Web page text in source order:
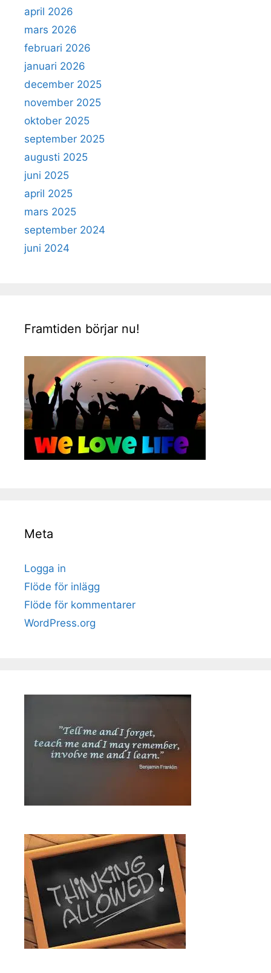
april 2026
mars 2026
februari 2026
januari 2026
december 2025
november 2025
oktober 2025
september 2025
augusti 2025
juni 2025
april 2025
mars 2025
september 2024
juni 2024
Framtiden börjar nu!
Meta
Logga in
Flöde för inlägg
Flöde för kommentarer
WordPress.org